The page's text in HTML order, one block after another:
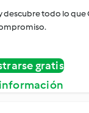
descubre todo lo
gratis